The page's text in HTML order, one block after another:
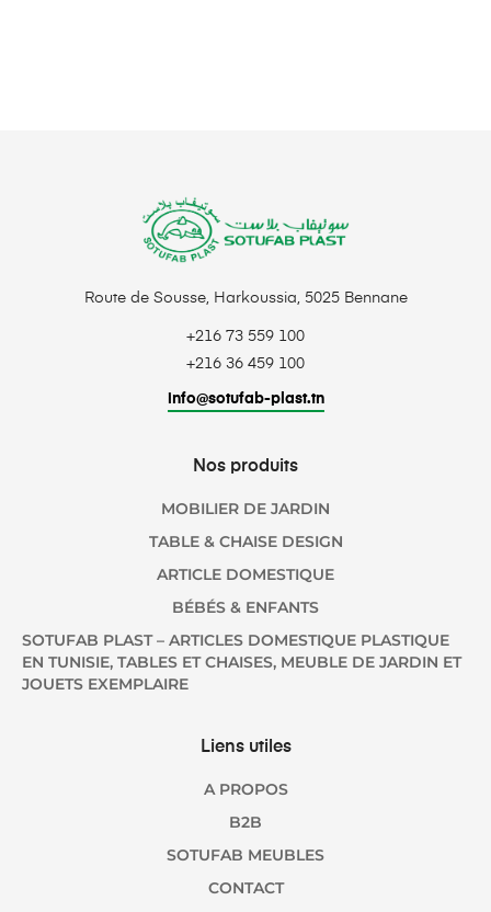
Route de Sousse, Harkoussia, 5025 Bennane
+216 73 559 100
+216 36 459 100
info@sotufab-plast.tn
Nos produits
MOBILIER DE JARDIN
TABLE & CHAISE DESIGN
ARTICLE DOMESTIQUE
BÉBÉS & ENFANTS
SOTUFAB PLAST – ARTICLES DOMESTIQUE PLASTIQUE
EN TUNISIE, TABLES ET CHAISES, MEUBLE DE JARDIN ET
JOUETS EXEMPLAIRE
Liens utiles
A PROPOS
B2B
SOTUFAB MEUBLES
CONTACT